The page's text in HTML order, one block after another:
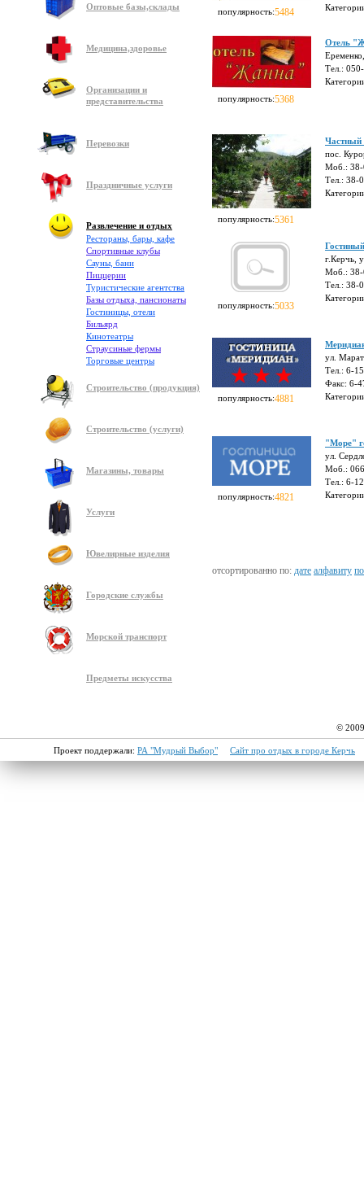
Оптовые базы,склады
Медицина,здоровье
Организации и
представительства
Перевозки
Праздничные услуги
Развлечение и отдых
Рестораны, бары, кафе
Спортивные клубы
Сауны, бани
Пиццерии
Туристические агентства
Базы отдыха, пансионаты
Гостиницы, отели
Бильярд
Кинотеатры
Страусиные фермы
Торговые центры
Строительство (продукция)
Строительство (услуги)
Магазины, товары
Услуги
Ювелирные изделия
Городские службы
Морской транспорт
Предметы искусства
популярность:5484
популярность:5368
Отель
Тел.:
популярность:5361
Частный
пос.
Моб.: 38-
Тел.: 38-
популярность:5033
г.Керчь,
Моб.: 38-
Тел.: 38-
популярность:4881
ул.
Тел.: 6-
Факс: 6-
популярность:4821
"Море"
ул.
Моб.:
Тел.: 6-
отсортированно по: дате алфавиту
©
Проект поддержали: РА "Мудрый Выбор" Сайт про отдых в городе Керчь